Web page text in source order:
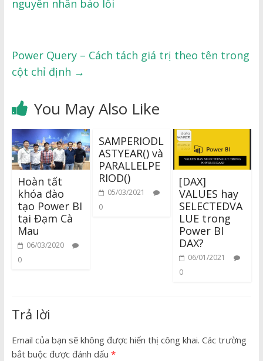
nguyên nhân báo lỗi
Power Query – Cách tách giá trị theo tên trong
cột chỉ định →
You May Also Like
Hoàn tất
khóa đào
tạo Power BI
tại Đạm Cà
Mau
06/03/2020
0
SAMPERIODL
ASTYEAR() và
PARALLELPE
RIOD()
05/03/2021
0
[DAX]
VALUES hay
SELECTEDVA
LUE trong
Power BI
DAX?
06/01/2021
0
Trả lời
Email của bạn sẽ không được hiển thị công khai. Các trường
bắt buộc được đánh dấu *